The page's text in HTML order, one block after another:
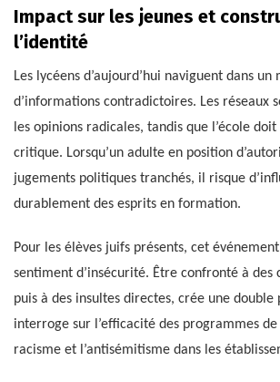
Impact sur les jeunes et
l’identité
Les lycéens d’aujourd’hui naviguent dans un
d’informations contradictoires. Les réseaux
les opinions radicales, tandis que l’école
critique. Lorsqu’un adulte en position
jugements politiques tranchés, il risque
durablement des esprits en formation.
Pour les élèves juifs présents, cet
sentiment d’insécurité. Être confronté à des
puis à des insultes directes, crée une double
interroge sur l’efficacité des programmes
racisme et l’antisémitisme dans les